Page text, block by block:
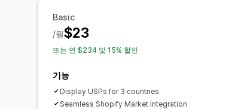
Basic
$23
/월
또는 연 $234 및 15% 할인
기능
Display USPs for 3 countries
Seamless Shopify Market integration